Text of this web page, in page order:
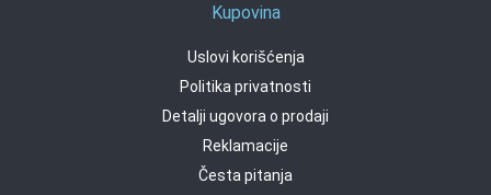
Kupovina
Uslovi korišćenja
Politika privatnosti
Detalji ugovora o prodaji
Reklamacije
Česta pitanja